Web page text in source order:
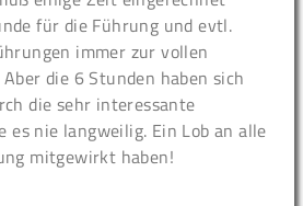
für die Führung und evtl.
immer zur vollen
die 6 Stunden haben sich
die sehr interessante
es nie langweilig. Ein Lob an alle
mitgewirkt haben!